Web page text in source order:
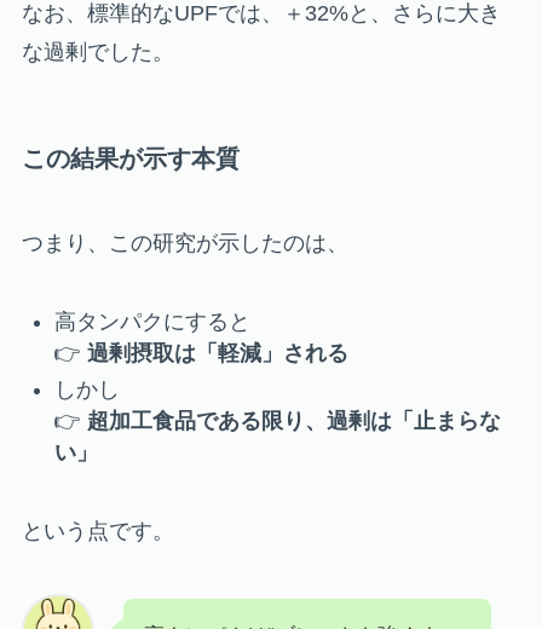
なお、標準的なUPFでは、＋32%と、さらに大き
な過剰でした。
この結果が示す本質
つまり、この研究が示したのは、
高タンパクにすると
👉 過剰摂取は「軽減」される
しかし
👉 超加工食品である限り、過剰は「止まらな
い」
という点です。